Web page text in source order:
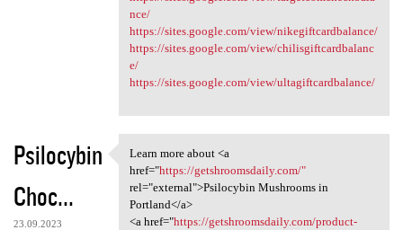
nce/
https://sites.google.com/view/nikegiftcardbalance/
https://sites.google.com/view/chilisgiftcardbalanc
e/
https://sites.google.com/view/ultagiftcardbalance/
Psilocybin
Choc...
23.09.2023
Learn more about <a href=
Learn more about <a
href="https://getshroomsdaily.com/"
rel="external">Psilocybin Mushrooms in
Portland</a>
<a href="https://getshroomsdaily.com/product-